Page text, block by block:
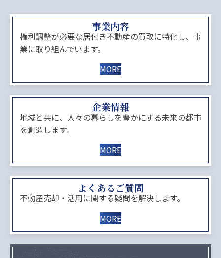
事業内容
権利調整が必要な居付き不動産の買取に特化し、事
業に取り組んでいます。
MORE
企業情報
地域と共に、人々の暮らしを豊かにする未来の都市
を創造します。
MORE
よくあるご質問
不動産売却・活用に関する疑問を解決します。
MORE